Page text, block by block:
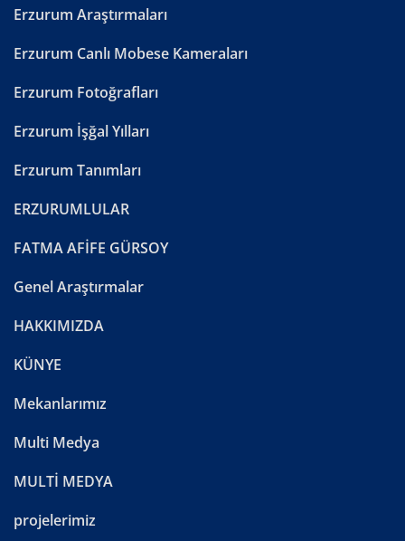
Erzurum Araştırmaları
Erzurum Canlı Mobese Kameraları
Erzurum Fotoğrafları
Erzurum İşğal Yılları
Erzurum Tanımları
ERZURUMLULAR
FATMA AFİFE GÜRSOY
Genel Araştırmalar
HAKKIMIZDA
KÜNYE
Mekanlarımız
Multi Medya
MULTİ MEDYA
projelerimiz